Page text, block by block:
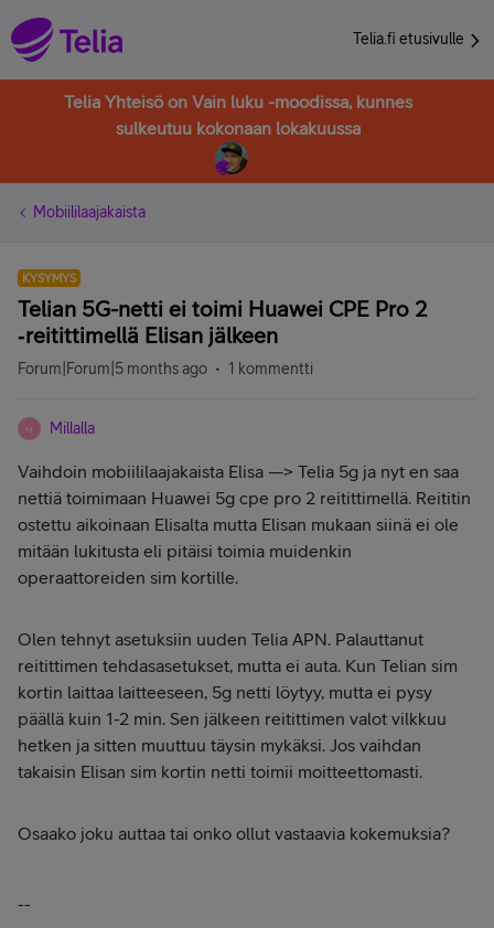
Telia.fi etusivulle
Telia Yhteisö on Vain luku -moodissa, kunnes
sulkeutuu kokonaan lokakuussa
Mobiililaajakaista
KYSYMYS
Telian 5G-netti ei toimi Huawei CPE Pro 2
‑reitittimellä Elisan jälkeen
Forum|Forum|5 months ago 1 kommentti
M Millalla
Vaihdoin mobiililaajakaista Elisa —> Telia 5g ja nyt en saa
nettiä toimimaan Huawei 5g cpe pro 2 reitittimellä. Reititin
ostettu aikoinaan Elisalta mutta Elisan mukaan siinä ei ole
mitään lukitusta eli pitäisi toimia muidenkin
operaattoreiden sim kortille.
Olen tehnyt asetuksiin uuden Telia APN. Palauttanut
reitittimen tehdasasetukset, mutta ei auta. Kun Telian sim
kortin laittaa laitteeseen, 5g netti löytyy, mutta ei pysy
päällä kuin 1-2 min. Sen jälkeen reitittimen valot vilkkuu
hetken ja sitten muuttuu täysin mykäksi. Jos vaihdan
takaisin Elisan sim kortin netti toimii moitteettomasti.
Osaako joku auttaa tai onko ollut vastaavia kokemuksia?
--